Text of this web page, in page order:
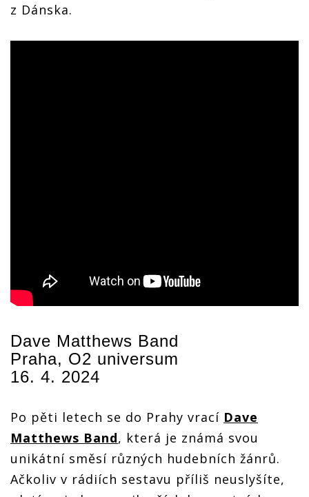
z Dánska.
Dave Matthews Band
Praha, O2 universum
16. 4. 2024
Po pěti letech se do Prahy vrací Dave
Matthews Band, která je známá svou
unikátní směsí různých hudebních žánrů.
Ačkoliv v rádiích sestavu příliš neuslyšíte,